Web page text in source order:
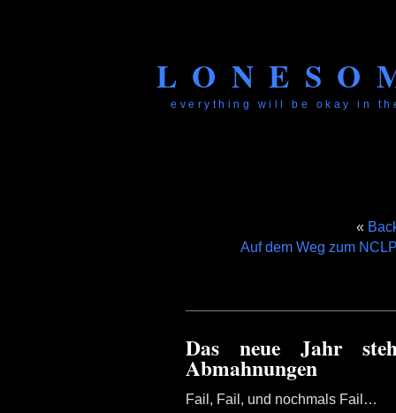
everything will be okay in
«
Auf dem Weg zum
Das neue Jahr
Abmahnungen
Fail, Fail, und nochmals Fail…